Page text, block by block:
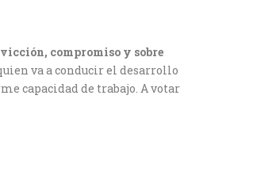
compromiso y sobre
va a conducir el desarrollo
capacidad de trabajo. A votar